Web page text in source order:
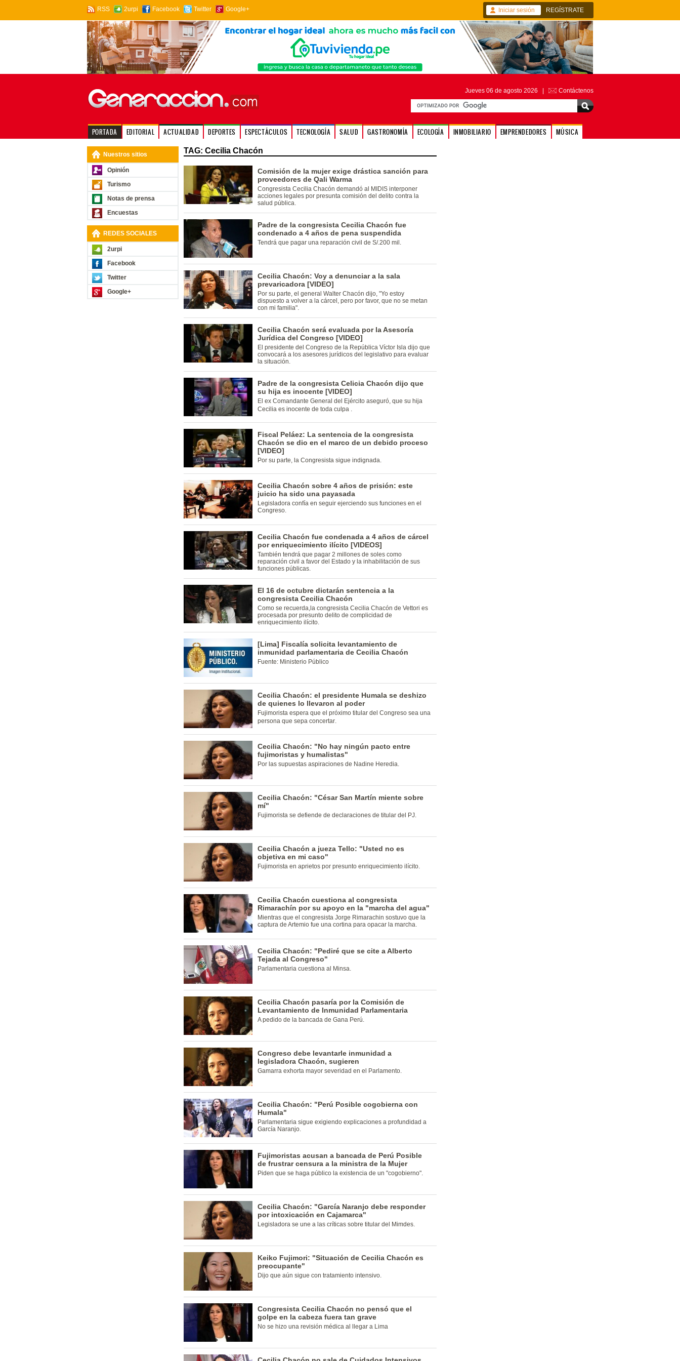
RSS 2urpi Facebook Twitter Google+ Iniciar sesión REGÍSTRATE
Jueves 06 de agosto 2026 | Contáctenos
PORTADA EDITORIAL ACTUALIDAD DEPORTES ESPECTÁCULOS TECNOLOGÍA SALUD GASTRONOMÍA ECOLOGÍA INMOBILIARIO EMPRENDEDORES MÚSICA
Nuestros sitios
Opinión
Turismo
Notas de prensa
Encuestas
REDES SOCIALES
2urpi
Facebook
Twitter
Google+
TAG: Cecilia Chacón
Comisión de la mujer exige drástica sanción para
proveedores de Qali Warma
Congresista Cecilia Chacón demandó al MIDIS interponer
acciones legales por presunta comisión del delito contra la
salud pública.
Padre de la congresista Cecilia Chacón fue
condenado a 4 años de pena suspendida
Tendrá que pagar una reparación civil de S/.200 mil.
Cecilia Chacón: Voy a denunciar a la sala
prevaricadora [VIDEO]
Por su parte, el general Walter Chacón dijo, "Yo estoy
dispuesto a volver a la cárcel, pero por favor, que no se metan
con mi familia".
Cecilia Chacón será evaluada por la Asesoría
Jurídica del Congreso [VIDEO]
El presidente del Congreso de la República Víctor Isla dijo que
convocará a los asesores jurídicos del legislativo para evaluar
la situación.
Padre de la congresista Celicia Chacón dijo que
su hija es inocente [VIDEO]
El ex Comandante General del Ejército aseguró, que su hija
Cecilia es inocente de toda culpa .
Fiscal Peláez: La sentencia de la congresista
Chacón se dio en el marco de un debido proceso
[VIDEO]
Por su parte, la Congresista sigue indignada.
Cecilia Chacón sobre 4 años de prisión: este
juicio ha sido una payasada
Legisladora confía en seguir ejerciendo sus funciones en el
Congreso.
Cecilia Chacón fue condenada a 4 años de cárcel
por enriquecimiento ilícito [VIDEOS]
También tendrá que pagar 2 millones de soles como
reparación civil a favor del Estado y la inhabilitación de sus
funciones públicas.
El 16 de octubre dictarán sentencia a la
congresista Cecilia Chacón
Como se recuerda,la congresista Cecilia Chacón de Vettori es
procesada por presunto delito de complicidad de
enriquecimiento ilícito.
[Lima] Fiscalía solicita levantamiento de
inmunidad parlamentaria de Cecilia Chacón
Fuente: Ministerio Público
Cecilia Chacón: el presidente Humala se deshizo
de quienes lo llevaron al poder
Fujimorista espera que el próximo titular del Congreso sea una
persona que sepa concertar.
Cecilia Chacón: "No hay ningún pacto entre
fujimoristas y humalistas"
Por las supuestas aspiraciones de Nadine Heredia.
Cecilia Chacón: "César San Martín miente sobre
mí"
Fujimorista se defiende de declaraciones de titular del PJ.
Cecilia Chacón a jueza Tello: "Usted no es
objetiva en mi caso"
Fujimorista en aprietos por presunto enriquecimiento ilícito.
Cecilia Chacón cuestiona al congresista
Rimarachín por su apoyo en la "marcha del agua"
Mientras que el congresista Jorge Rimarachin sostuvo que la
captura de Artemio fue una cortina para opacar la marcha.
Cecilia Chacón: "Pediré que se cite a Alberto
Tejada al Congreso"
Parlamentaria cuestiona al Minsa.
Cecilia Chacón pasaría por la Comisión de
Levantamiento de Inmunidad Parlamentaria
A pedido de la bancada de Gana Perú.
Congreso debe levantarle inmunidad a
legisladora Chacón, sugieren
Gamarra exhorta mayor severidad en el Parlamento.
Cecilia Chacón: "Perú Posible cogobierna con
Humala"
Parlamentaria sigue exigiendo explicaciones a profundidad a
García Naranjo.
Fujimoristas acusan a bancada de Perú Posible
de frustrar censura a la ministra de la Mujer
Piden que se haga público la existencia de un "cogobierno".
Cecilia Chacón: "García Naranjo debe responder
por intoxicación en Cajamarca"
Legisladora se une a las críticas sobre titular del Mimdes.
Keiko Fujimori: "Situación de Cecilia Chacón es
preocupante"
Dijo que aún sigue con tratamiento intensivo.
Congresista Cecilia Chacón no pensó que el
golpe en la cabeza fuera tan grave
No se hizo una revisión médica al llegar a Lima